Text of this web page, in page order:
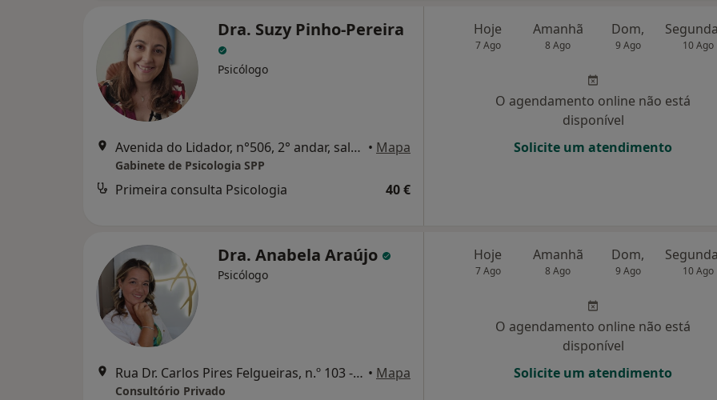
Dra. Suzy Pinho-Pereira
Psicólogo
Avenida do Lidador, n°506, 2° andar, sala 10. , Águas Santas • Mapa
Gabinete de Psicologia SPP
Primeira consulta Psicologia 40 €
Hoje
7 Ago
Amanhã
8 Ago
Dom,
9 Ago 10 Ago
O agendamento online não está
disponível
Solicite um atendimento
Dra. Anabela Araújo
Psicólogo
Rua Dr. Carlos Pires Felgueiras, n.º 103 - 2.º Sala 3 - Maia, Maia • Mapa
Consultório Privado
Hoje
7 Ago
Amanhã
8 Ago
Dom,
9 Ago 10 Ago
O agendamento online não está
disponível
Solicite um atendimento